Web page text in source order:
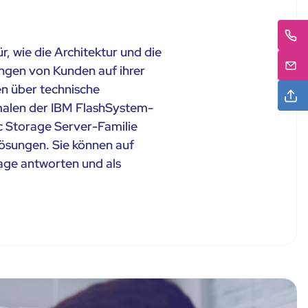
wie die Architektur und die
von Kunden auf ihrer
über technische
der IBM FlashSystem-
Storage Server-Familie
Sie können auf
antworten und als